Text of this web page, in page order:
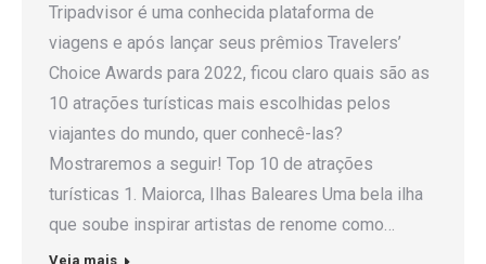
Tripadvisor é uma conhecida plataforma de
viagens e após lançar seus prêmios Travelers’
Choice Awards para 2022, ficou claro quais são as
10 atrações turísticas mais escolhidas pelos
viajantes do mundo, quer conhecê-las?
Mostraremos a seguir! Top 10 de atrações
turísticas 1. Maiorca, Ilhas Baleares Uma bela ilha
que soube inspirar artistas de renome como…
Veja mais